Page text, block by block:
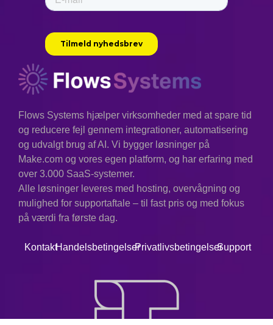
Flows Systems hjælper virksomheder med at spare tid
og reducere fejl gennem integrationer, automatisering
og udvalgt brug af AI. Vi bygger løsninger på
Make.com og vores egen platform, og har erfaring med
over 3.000 SaaS-systemer.
Alle løsninger leveres med hosting, overvågning og
mulighed for supportaftale – til fast pris og med fokus
på værdi fra første dag.
KontaktHandelsbetingelserPrivatlivsbetingelserSupport